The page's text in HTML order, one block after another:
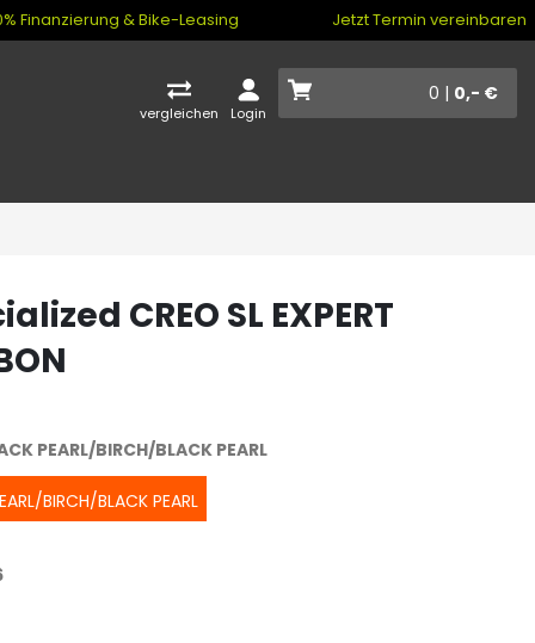
Finanzierung & Bike-Leasing Jetzt Termin vereinbaren
vergleichen Login
0 | 0,- €
CREO SL EXPERT
PEARL/BIRCH/BLACK PEARL
BIRCH/BLACK PEARL